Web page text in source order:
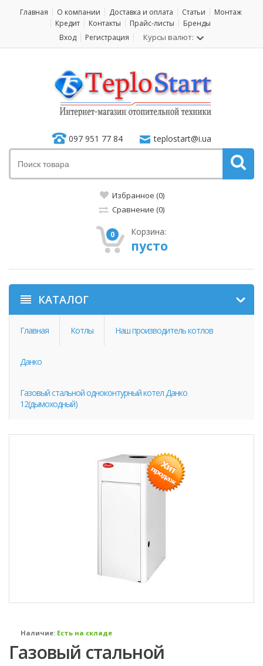
Главная О компании Доставка и оплата Статьи
Монтаж
Кредит
Контакты Прайс-листы
Бренды
Вход
Регистрация Курсы валют:
097 951 77 84 teplostart@i.ua
Избранное (0)
Сравнение (0)
0 Корзина:
пусто
КАТАЛОГ
Главная Котлы Наш производитель котлов
Данко
Газовый стальной одноконтурный котел Данко
12(дымоходный)
Наличие: Есть на складе
Газовый стальной